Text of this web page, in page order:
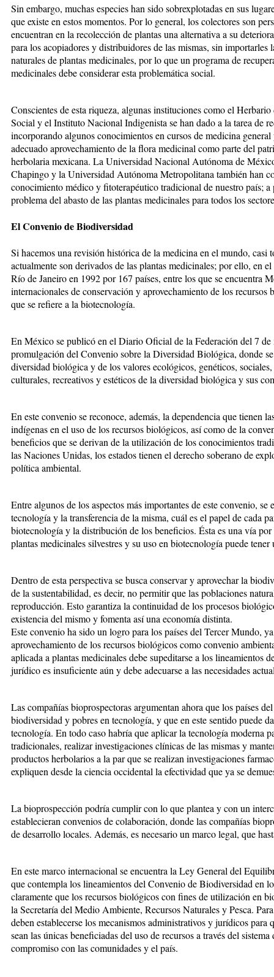
Sin embargo, muchas especies han sido sobrexplotadas en sus
que existe en estos momentos. Por lo general, los colectores son
encuentran en la recolección de plantas una alternativa a su
para los acopiadores y distribuidores de las mismas, sin importarles
naturales de plantas medicinales, por lo que un programa de
medicinales debe considerar esta problemática social.
Conscientes de esta riqueza, algunas instituciones como el
Social y el Instituto Nacional Indigenista se han dado a la tarea de
incorporando algunos conocimientos en cursos de medicina
adecuado aprovechamiento de la flora medicinal como parte del
herbolaria mexicana. La Universidad Nacional Autónoma de
Chapingo y la Universidad Autónoma Metropolitana también han
conocimiento médico y fitoterapéutico tradicional de nuestro país; a
problema del abasto de las plantas medicinales para todos los
El Convenio de Biodiversidad
Si hacemos una revisión histórica de la medicina en el mundo, casi
actualmente son derivados de las plantas medicinales; por ello, en
Río de Janeiro en 1992 por 167 países, entre los que se encuentra
internacionales de conservación y aprovechamiento de los
que se refiere a la biotecnología.
En México se publicó en el Diario Oficial de la Federación del 7 de
promulgación del Convenio sobre la Diversidad Biológica, donde
diversidad biológica y de los valores ecológicos, genéticos,
culturales, recreativos y estéticos de la diversidad biológica y sus
En este convenio se reconoce, además, la dependencia que tienen
indígenas en el uso de los recursos biológicos, así como de la
beneficios que se derivan de la utilización de los conocimientos
las Naciones Unidas, los estados tienen el derecho soberano de
política ambiental.
Entre algunos de los aspectos más importantes de este convenio, se
tecnología y la transferencia de la misma, cuál es el papel de cada
biotecnología y la distribución de los beneficios. Ésta es una vía
plantas medicinales silvestres y su uso en biotecnología puede
Dentro de esta perspectiva se busca conservar y aprovechar la
de la sustentabilidad, es decir, no permitir que las poblaciones
reproducción. Esto garantiza la continuidad de los procesos
existencia del mismo y fomenta así una economía distinta.
Este convenio ha sido un logro para los países del Tercer Mundo,
aprovechamiento de los recursos biológicos como convenio
aplicada a plantas medicinales debe supeditarse a los lineamientos
jurídico es insuficiente aún y debe adecuarse a las necesidades
Las compañías bioprospectoras argumentan ahora que los países
biodiversidad y pobres en tecnología, y que en este sentido puede
tecnología. En todo caso habría que aplicar la tecnología moderna
tradicionales, realizar investigaciones clínicas de las mismas y
productos herbolarios a la par que se realizan investigaciones
expliquen desde la ciencia occidental la efectividad que ya se
La bioprospección podría cumplir con lo que plantea y con un
establecieran convenios de colaboración, donde las compañías
de desarrollo locales. Además, es necesario un marco legal, que
En este marco internacional se encuentra la Ley General del
que contempla los lineamientos del Convenio de Biodiversidad en
claramente que los recursos biológicos con fines de utilización en
la Secretaría del Medio Ambiente, Recursos Naturales y Pesca.
deben establecerse los mecanismos administrativos y jurídicos para
sean las únicas beneficiadas del uso de recursos a través del
compromiso con las comunidades y el país.